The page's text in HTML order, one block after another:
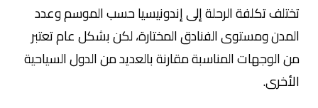
تختلف تكلفة الرحلة إلى إندونيسيا حسب الموسم وعدد
المدن ومستوى الفنادق المختارة، لكن بشكل عام تعتبر
من الوجهات المناسبة مقارنة بالعديد من الدول السياحية
الأخرى.